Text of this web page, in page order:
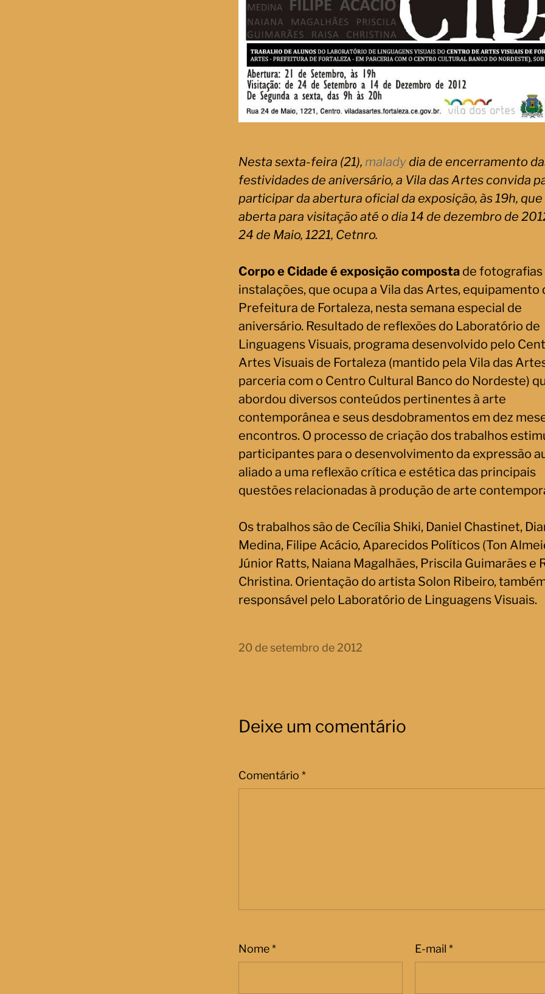
Nesta sexta-feira (21), maladydia de encerramento
festividades de aniversário, a Vila das Artes convida
participar da abertura oficial da exposição, às 19h,
aberta para visitação até o dia 14 de dezembro de
24 de Maio, 1221, Cetnro.
Corpo e Cidadeé exposição composta de fotografias
instalações, que ocupa a Vila das Artes, equipamento
Prefeitura de Fortaleza, nesta semana especial de
aniversário. Resultado de reflexões do Laboratório de
Linguagens Visuais, programa desenvolvido pelo
Artes Visuais de Fortaleza (mantido pela Vila das
parceria com o Centro Cultural Banco do Nordeste)
abordou diversos conteúdos pertinentes à arte
contemporânea e seus desdobramentos em dez
encontros. O processo de criação dos trabalhos
participantes para o desenvolvimento da expressão
aliado a uma reflexão crítica e estética das principais
questões relacionadas à produção de arte
Os trabalhos são de Cecília Shiki, Daniel Chastinet,
Medina, Filipe Acácio, Aparecidos Políticos (Ton
Júnior Ratts, Naiana Magalhães, Priscila Guimarães e
Christina. Orientação do artista Solon Ribeiro,
responsável pelo Laboratório de Linguagens Visuais.
20 de setembro de 2012
Deixe um comentário
Comentário *
Nome* E-mail *